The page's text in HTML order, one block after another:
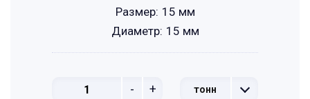
- + тонн
Размер: 15 мм
Диаметр: 15 мм